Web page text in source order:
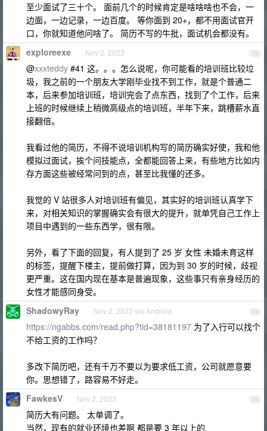
至少面试了三十个。 面前几个的时候肯定是啥啥啥也不会，一
边面，一边记录，一边百度。 等你面到 20+，都不用面试官开
口，你就知道他问啥了。 简历不写的牛批，面试机会都没有。
73
exploreexe Nov 2, 2023
@xxxteddy #41 这。。。怎么说呢，你可能看的培训班比较垃
圾，我之前的一个朋友大学刚毕业找不到工作，就是个普通二
本，后来参加培训班，培训完会了点东西，找到了个工作，后来
上班的时候继续上稍微高级点的培训班，半年下来，跳槽薪水直
接翻倍。
我看过他的简历，不得不说培训机构写的简历确实好使，我和他
模拟过面试，挨个问技能点，全都能回答上来，有些地方比如内
存方面这些被经常问到的点，甚至比我懂的还多。
我觉的 V 站很多人对培训班有偏见，其实好的培训班认真学下
来，对相关知识的掌握确实会有很大的提升，就单凭自己工作上
项目中遇到的一些东西学，很有限。
另外，看了下面的回复，有人提到了 25 岁 女性 未婚未育这样
的标签，提醒下楼主，提前做打算，因为到 30 岁的时候，歧视
更严重。这在国内现在基本是普遍现象，这些事只有亲身经历的
女性才能感同身受。
74
ShadowyRay Nov 2, 2023 via Android
https://ngabbs.com/read.php?tid=38181197 为了入行可以找个
不给工资的工作吗？
多改下简历吧，还有千万不要以为要求低工资，公司就愿意要
你。思想错了，路容易不好走。
75
FawkesV Nov 2, 2023
简历大有问题。 太单调了。
当然，现有的就业环境也差啊 都是要 3 年以上的